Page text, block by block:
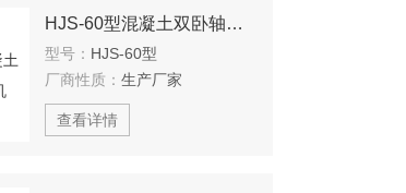
HJS-60型混凝土双卧轴式搅拌机
型号： HJS-60型
厂商性质： 生产厂家
查看详情